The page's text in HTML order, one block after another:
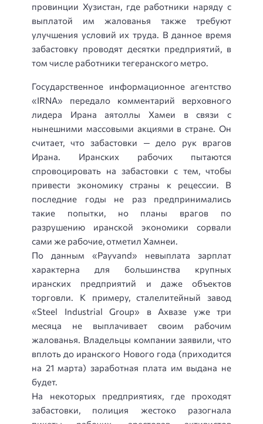
провинции Хузистан, где работники наряду с
выплатой им жалованья также требуют
улучшения условий их труда. В данное время
забастовку проводят десятки предприятий, в
том числе работники тегеранского метро.
Государственное информационное агентство
«IRNA» передало комментарий верховного
лидера Ирана аятоллы Хамеи в связи с
нынешними массовыми акциями в стране. Он
считает, что забастовки — дело рук врагов
Ирана. Иранских рабочих пытаются
спровоцировать на забастовки с тем, чтобы
привести экономику страны к рецессии. В
последние годы не раз предпринимались
такие попытки, но планы врагов по
разрушению иранской экономики сорвали
сами же рабочие, отметил Хамнеи.
По данным «Payvand» невыплата зарплат
характерна для большинства крупных
иранских предприятий и даже объектов
торговли. К примеру, сталелитейный завод
«Steel Industrial Group» в Ахвазе уже три
месяца не выплачивает своим рабочим
жалованья. Владельцы компании заявили, что
вплоть до иранского Нового года (приходится
на 21 марта) заработная плата им выдана не
будет.
На некоторых предприятиях, где проходят
забастовки, полиция жестоко разогнала